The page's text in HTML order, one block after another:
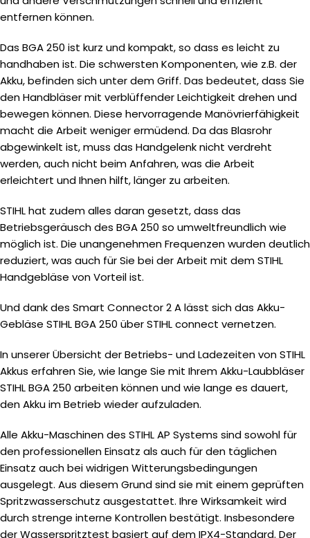
entfernen können.
Das BGA 250 ist kurz und kompakt, so dass es leicht zu
handhaben ist. Die schwersten Komponenten, wie z.B. der
Akku, befinden sich unter dem Griff. Das bedeutet, dass Sie
den Handbläser mit verblüffender Leichtigkeit drehen und
bewegen können. Diese hervorragende Manövrierfähigkeit
macht die Arbeit weniger ermüdend. Da das Blasrohr
abgewinkelt ist, muss das Handgelenk nicht verdreht
werden, auch nicht beim Anfahren, was die Arbeit
erleichtert und Ihnen hilft, länger zu arbeiten.
STIHL hat zudem alles daran gesetzt, dass das
Betriebsgeräusch des BGA 250 so umweltfreundlich wie
möglich ist. Die unangenehmen Frequenzen wurden deutlich
reduziert, was auch für Sie bei der Arbeit mit dem STIHL
Handgebläse von Vorteil ist.
Und dank des Smart Connector 2 A lässt sich das Akku-
Gebläse STIHL BGA 250 über STIHL connect vernetzen.
In unserer Übersicht der Betriebs- und Ladezeiten von STIHL
Akkus erfahren Sie, wie lange Sie mit Ihrem Akku-Laubbläser
STIHL BGA 250 arbeiten können und wie lange es dauert,
den Akku im Betrieb wieder aufzuladen.
Alle Akku-Maschinen des STIHL AP Systems sind sowohl für
den professionellen Einsatz als auch für den täglichen
Einsatz auch bei widrigen Witterungsbedingungen
ausgelegt. Aus diesem Grund sind sie mit einem geprüften
Spritzwasserschutz ausgestattet. Ihre Wirksamkeit wird
durch strenge interne Kontrollen bestätigt. Insbesondere
der Wasserspritztest basiert auf dem IPX4-Standard. Der